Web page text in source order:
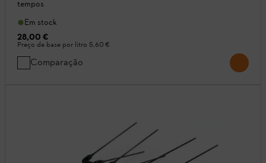
tempos
Em stock
28,00 €
Preço de base por litro 5,60 €
Comparação